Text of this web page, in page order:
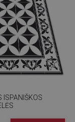
ISPANIŠKOS